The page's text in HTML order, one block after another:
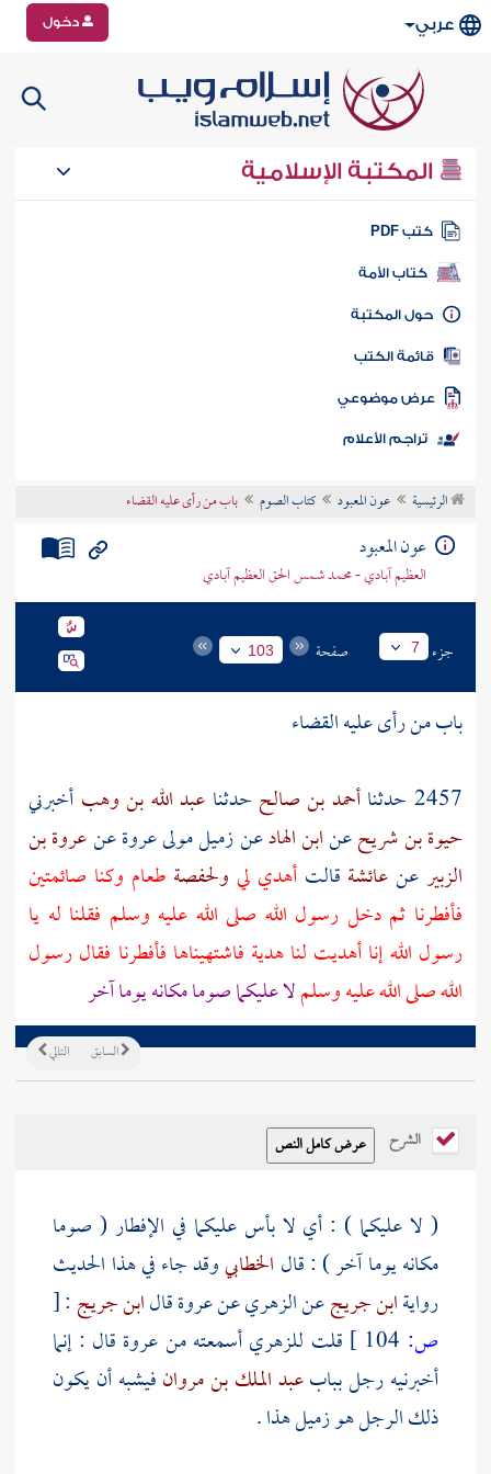
عربي دخول
المكتبة الإسلامية
كتب PDF
كتاب الأمة
المكتبة
الكتب
موضوعي
تراجم الأعلام
الرئيسية عون المعبود كتاب الصوم باب من رأى عليه القضاء
عون المعبود
العظيم آبادي - محمد شمس الحق العظيم آبادي
جزء 7 صفحة 103
باب من رأى عليه القضاء
2457 حدثنا
أحمد بن صالح حدثنا عبد الله بن وهب أخبرني
حيوة بن شريحعنابن الهادعنزميلمولىعروةعنعروة بن
الزبيرعنعائشة قالتأهدي لي ولحفصة طعام وكنا صائمتين
فأفطرنا ثم دخل رسول الله صلى الله عليه وسلم فقلنا له يا
رسول الله إنا أهديت لنا هدية فاشتهيناها فأفطرنا فقال رسول
الله صلى الله عليه وسلملا عليكما صوما مكانه يوما آخر
التالي السابق
الشرح
( لا عليكما ) : أي لا بأس عليكما في الإفطار ( صوما
مكانه يوما آخر ) : قال الخطابيوقد جاء في هذا الحديث
روايةابن جريجعنالزهريعنعروةقالابن جريج :
[
ص:
قلت للزهريأسمعته منعروة قال : إنما
أخبرنيه رجل ببابعبد الملك بن مروانفيشبه أن يكون
ذلك الرجل هوزميلهذا .